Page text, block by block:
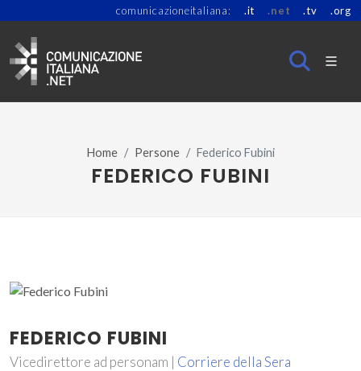
comunicazioneitaliana: .it .net .tv .org
Home Persone Federico Fubini
FEDERICO FUBINI
FEDERICO FUBINI
Vicedirettore ad personam | Corriere della Sera